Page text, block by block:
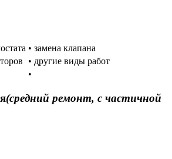
• замена клапана
• другие виды работ
•
(средний ремонт, с частичной